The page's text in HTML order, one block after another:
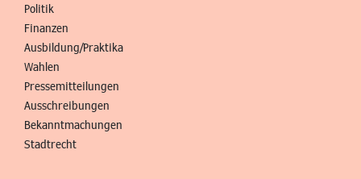
Politik
Finanzen
Ausbildung/Praktika
Wahlen
Pressemitteilungen
Ausschreibungen
Bekanntmachungen
Stadtrecht